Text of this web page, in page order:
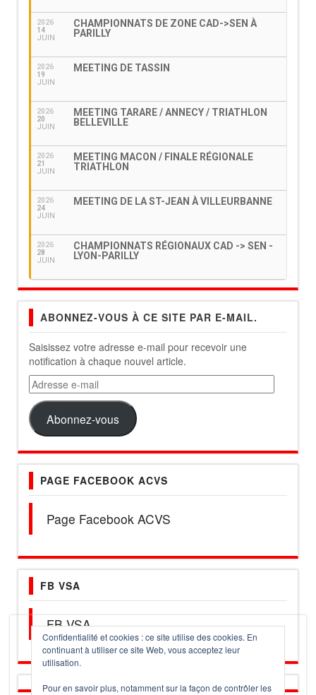
Confidentialité et cookies : ce site utilise des cookies. En
continuant à utiliser ce site Web, vous acceptez leur
utilisation.
Pour en savoir plus, notamment sur la façon de contrôler les
2026
14
JUIN
CHAMPIONNATS DE ZONE CAD->SEN À
PARILLY
2026
19
JUIN
MEETING DE TASSIN
2026
20
JUIN
MEETING TARARE / ANNECY / TRIATHLON
BELLEVILLE
2026
21
JUIN
MEETING MACON / FINALE RÉGIONALE
TRIATHLON
2026
24
JUIN
MEETING DE LA ST-JEAN À VILLEURBANNE
2026
28
JUIN
CHAMPIONNATS RÉGIONAUX CAD -> SEN -
LYON-PARILLY
ABONNEZ-VOUS À CE SITE PAR E-MAIL.
Saisissez votre adresse e-mail pour recevoir une
notification à chaque nouvel article.
Adresse
e-
mail
Abonnez-vous
PAGE FACEBOOK ACVS
Page Facebook ACVS
FB VSA
FB VSA